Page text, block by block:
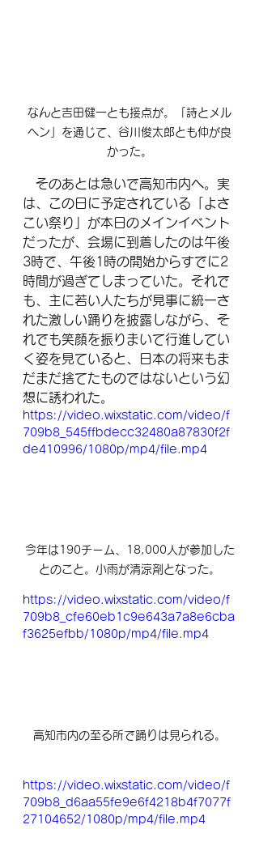
なんと吉田健一とも接点が。「詩とメル
ヘン」を通じて、谷川俊太郎とも仲が良
かった。
そのあとは急いで高知市内へ。実
は、この日に予定されている「よさ
こい祭り」が本日のメインイベント
だったが、会場に到着したのは午後
3時で、午後1時の開始からすでに2
時間が過ぎてしまっていた。それで
も、主に若い人たちが見事に統一さ
れた激しい踊りを披露しながら、そ
れでも笑顔を振りまいて行進してい
く姿を見ていると、日本の将来もま
だまだ捨てたものではないという幻
想に誘われた。
https://video.wixstatic.com/video/f
709b8_545ffbdecc32480a87830f2f
de410996/1080p/mp4/file.mp4
今年は190チーム、18,000人が参加した
とのこと。小雨が清涼剤となった。
https://video.wixstatic.com/video/f
709b8_cfe60eb1c9e643a7a8e6cba
f3625efbb/1080p/mp4/file.mp4
高知市内の至る所で踊りは見られる。
https://video.wixstatic.com/video/f
709b8_d6aa55fe9e6f4218b4f7077f
27104652/1080p/mp4/file.mp4